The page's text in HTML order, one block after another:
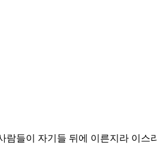
들이 자기들 뒤에 이른지라 이스